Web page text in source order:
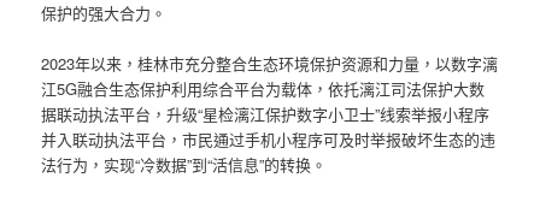
保护的强大合力。
2023年以来，桂林市充分整合生态环境保护资源和力量，以数字漓
江5G融合生态保护利用综合平台为载体，依托漓江司法保护大数
据联动执法平台，升级“星检漓江保护数字小卫士”线索举报小程序
并入联动执法平台，市民通过手机小程序可及时举报破坏生态的违
法行为，实现“冷数据”到“活信息”的转换。